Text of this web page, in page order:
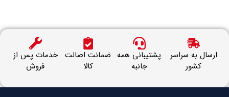
ارسال به سراسر
کشور
پشتیبانی همه
جانبه
ضمانت اصالت
کالا
خدمات پس از
فروش